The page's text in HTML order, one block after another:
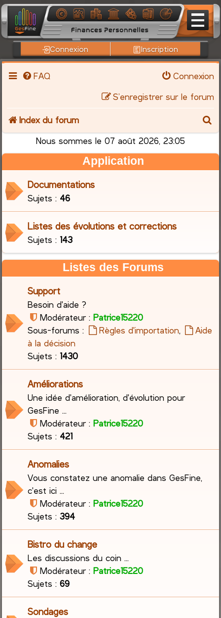
Connexion Inscription
FAQ
Connexion
S’enregistrer sur le forum
Index du forum
h
Nous sommes le 07 août 2026, 23:05
Application
Documentations
Sujets : 46
Listes des évolutions et corrections
Sujets :143
Listes des Forums
Support
Besoin d'aide ?
Modérateur : Patrice15220
Sous-forums :
Règles d'importation,
Aide
à la décision
Sujets :1430
Améliorations
Une idée d'amélioration, d'évolution pour
GesFine ...
Modérateur : Patrice15220
Sujets : 421
Anomalies
Vous constatez une anomalie dans GesFine,
c'est ici ...
Modérateur : Patrice15220
Sujets :394
Bistro du change
Les discussions du coin ...
Modérateur : Patrice15220
Sujets :69
Sondages